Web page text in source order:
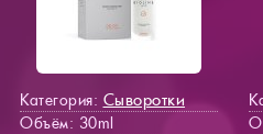
Категория: Сыворотки
Объём: 30ml